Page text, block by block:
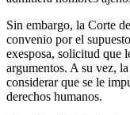
Sin embargo, la Corte
convenio por el
exesposa, solicitud que
argumentos. A su vez,
considerar que se le
derechos humanos.